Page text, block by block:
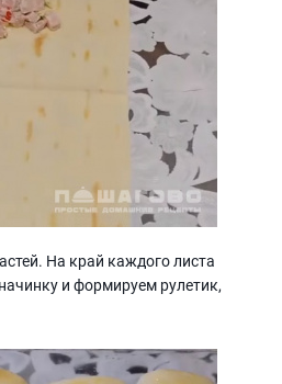
На край каждого листа
и формируем рулетик,